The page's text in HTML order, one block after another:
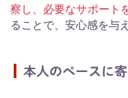
察し、必要なサポート
ることで、安心感を与
本人のペースに寄